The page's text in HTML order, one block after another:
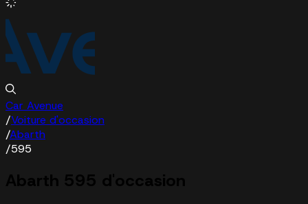
Car Avenue
/Voiture d'occasion
/Abarth
/595